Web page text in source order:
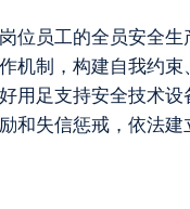
位员工的全员安全生
机制，构建自我约束
用足支持安全技术设
和失信惩戒，依法建